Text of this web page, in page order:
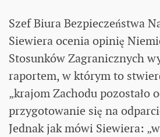
Szef Biura Bezpieczeństwa
Siewiera ocenia opinię
Stosunków Zagranicznych
raportem, w którym to
„krajom Zachodu pozostało
przygotowanie się na
Jednak jak mówi Siewiera: